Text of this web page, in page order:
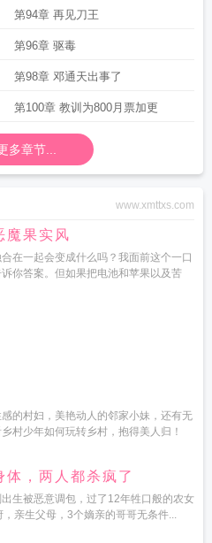
第94章 再见刀王
第96章 驱毒
第98章 邓通天出事了
第100章 教训为800月票加更
多章节...
www.xmttxs.com
魔果实风
在一起会变成什么吗？我面前这个一口
你答案。但如果把电池和苹果以及苦
的村妇，美艳动人的邻家小妹，还有无
村少年如何玩转乡村，抱得美人归！
体，两人都杀疯了
生被恶意调包，过了12年牲口般的农女
亲生父母，3个嫡亲的哥哥无条件...